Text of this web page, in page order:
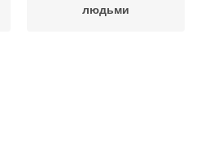
людьми